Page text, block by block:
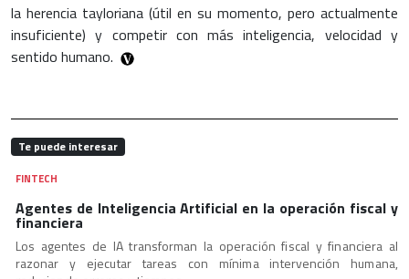
la herencia tayloriana (útil en su momento, pero actualmente
insuficiente) y competir con más inteligencia, velocidad y
sentido humano.
Te puede interesar
FINTECH
Agentes de Inteligencia Artificial en la operación fiscal y
financiera
Los agentes de IA transforman la operación fiscal y financiera al
razonar y ejecutar tareas con mínima intervención humana,